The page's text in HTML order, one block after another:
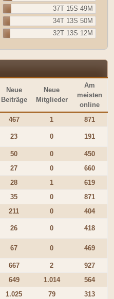
37T 15S 49M
34T 13S 50M
32T 13S 12M
Neue
Beiträge
Neue
Mitglieder
Am
meisten
online
467 1
871
23 0 191
50 0
450
27 0
660
28 1
619
35 0
871
211 0
404
26 0
418
67 0 469
667 2
927
649 1.014
564
1.025 79
313